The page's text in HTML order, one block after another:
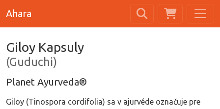
Ahara
Giloy Kapsuly
(Guduchi)
Planet Ayurveda®
Giloy (Tinospora cordifolia) sa v ajurvéde označuje pre